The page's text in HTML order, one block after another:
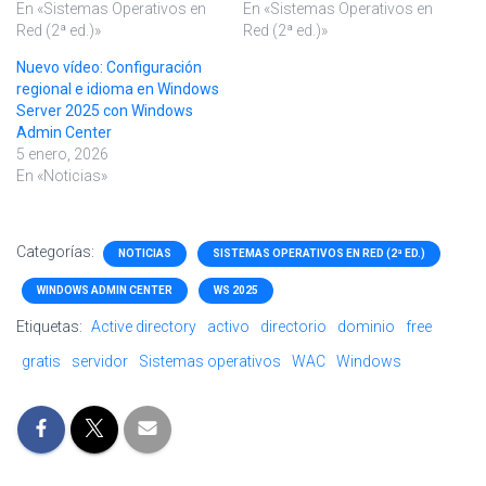
En «Sistemas Operativos en
Red (2ª ed.)»
En «Sistemas Operativos en
Red (2ª ed.)»
Nuevo vídeo: Configuración
regional e idioma en Windows
Server 2025 con Windows
Admin Center
5 enero, 2026
En «Noticias»
Categorías: NOTICIAS SISTEMAS OPERATIVOS EN RED (2ª ED.)
WINDOWS ADMIN CENTER WS 2025
Etiquetas: Active directory activo directorio dominio
free
gratis
servidor Sistemas operativos WAC Windows